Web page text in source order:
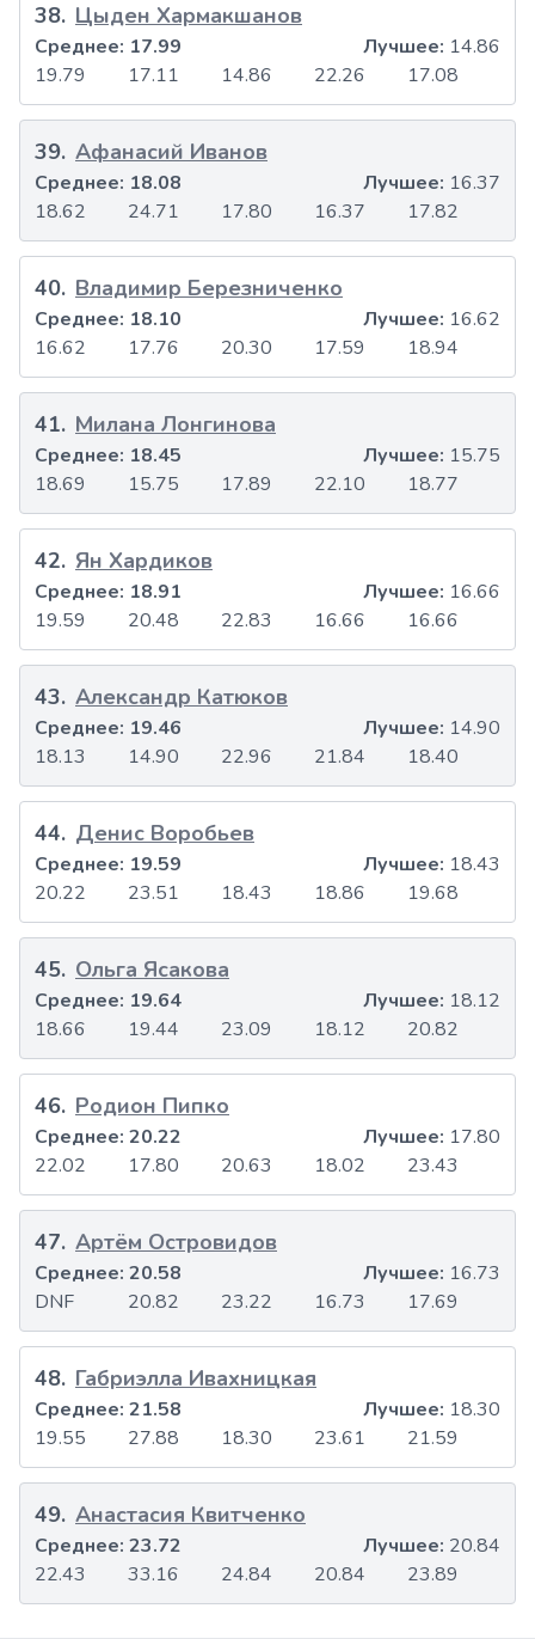
38. Цыден Хармакшанов
19.79 17.11 14.86 22.26 17.08
Среднее: 17.99 Лучшее: 14.86
39. Афанасий Иванов
18.62 24.71 17.80 16.37 17.82
Среднее: 18.08 Лучшее: 16.37
40. Владимир Березниченко
16.62 17.76 20.30 17.59 18.94
Среднее: 18.10 Лучшее: 16.62
41. Милана Лонгинова
18.69 15.75 17.89 22.10 18.77
Среднее: 18.45 Лучшее: 15.75
42. Ян Хардиков
19.59 20.48 22.83 16.66 16.66
Среднее: 18.91 Лучшее: 16.66
43. Александр Катюков
18.13 14.90 22.96 21.84 18.40
Среднее: 19.46 Лучшее: 14.90
44. Денис Воробьев
20.22 23.51 18.43 18.86 19.68
Среднее: 19.59 Лучшее: 18.43
45. Ольга Ясакова
18.66 19.44 23.09 18.12 20.82
Среднее: 19.64 Лучшее: 18.12
46. Родион Пипко
22.02 17.80 20.63 18.02 23.43
Среднее: 20.22 Лучшее: 17.80
47. Артём Островидов
DNF 20.82 23.22 16.73 17.69
Среднее: 20.58 Лучшее: 16.73
48. Габриэлла Ивахницкая
19.55 27.88 18.30 23.61 21.59
Среднее: 21.58 Лучшее: 18.30
49. Анастасия Квитченко
22.43 33.16 24.84 20.84 23.89
Среднее: 23.72 Лучшее: 20.84